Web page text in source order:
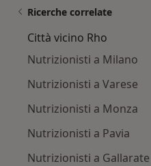
Ricerche correlate
Città vicino Rho
Nutrizionisti a Milano
Nutrizionisti a Varese
Nutrizionisti a Monza
Nutrizionisti a Pavia
Nutrizionisti a Gallarate